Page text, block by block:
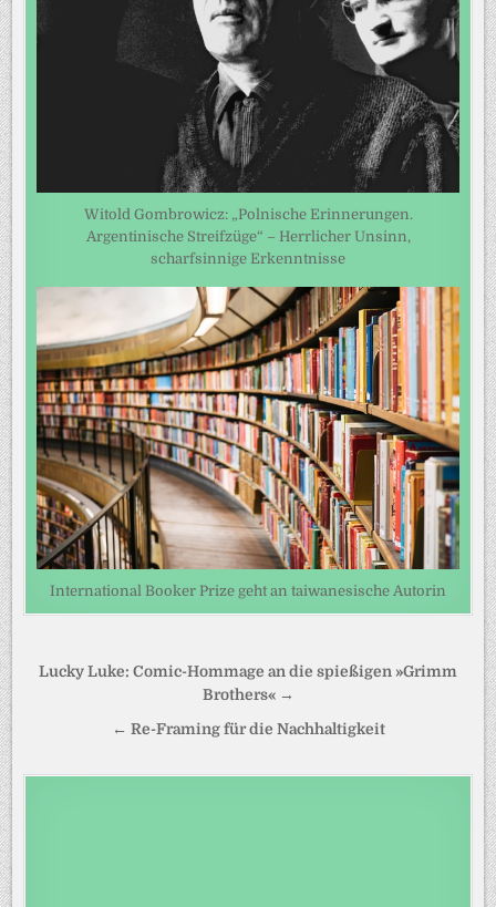
Witold Gombrowicz: „Polnische Erinnerungen.
Argentinische Streifzüge“ – Herrlicher Unsinn,
scharfsinnige Erkenntnisse
International Booker Prize geht an taiwanesische Autorin
Beitragsnavigation
Lucky Luke: Comic-Hommage an die spießigen »Grimm
Brothers« →
← Re-Framing für die Nachhaltigkeit